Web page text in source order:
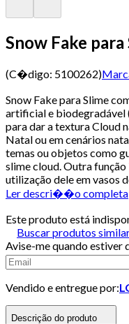
Snow Fake
(C�digo: 5100262)
Snow Fake para Slime
artificial e biodegradável
para dar a textura Cloud
Natal ou em cenários
temas ou objetos como
slime cloud. Outra
utilização dele em vasos
Ler descri��o completa
Este produto está
Buscar produtos
Avise-me quando estiver
Vendido e entregue por:
Descrição do produto